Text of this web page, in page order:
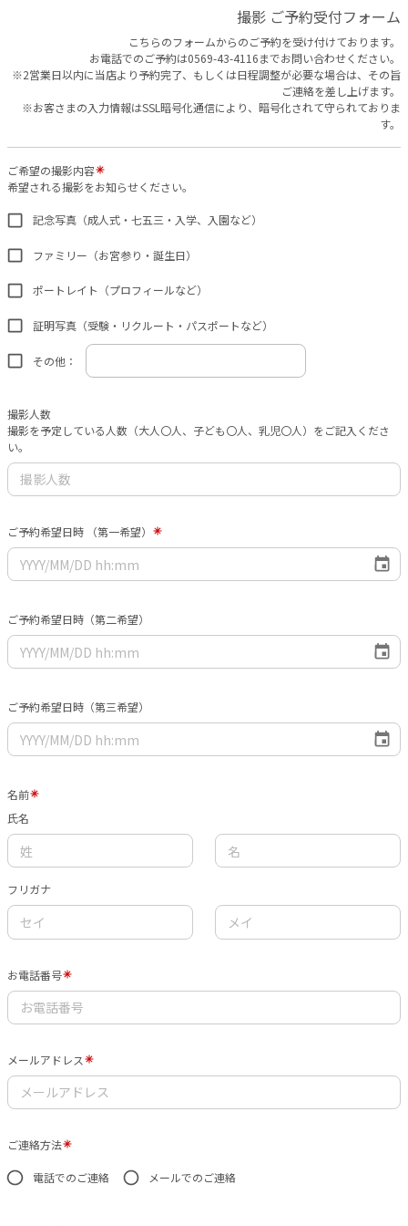
撮影 ご予約受付フォーム
こちらのフォームからのご予約を受け付けております。
お電話でのご予約は0569-43-4116までお問い合わせください。
※2営業日以内に当店より予約完了、もしくは日程調整が必要な場合は、その旨
ご連絡を差し上げます。
※お客さまの入力情報はSSL暗号化通信により、暗号化されて守られておりま
す。
ご希望の撮影内容
希望される撮影をお知らせください。
記念写真（成人式・七五三・入学、入園など）
ファミリー（お宮参り・誕生日）
ポートレイト（プロフィールなど）
証明写真（受験・リクルート・パスポートなど）
その他：
撮影人数
撮影を予定している人数（大人〇人、子ども〇人、乳児〇人）をご記入くださ
い。
ご予約希望日時 （第一希望）
ご予約希望日時（第二希望）
ご予約希望日時（第三希望）
名前
氏名
フリガナ
お電話番号
メールアドレス
ご連絡方法
電話でのご連絡 メールでのご連絡